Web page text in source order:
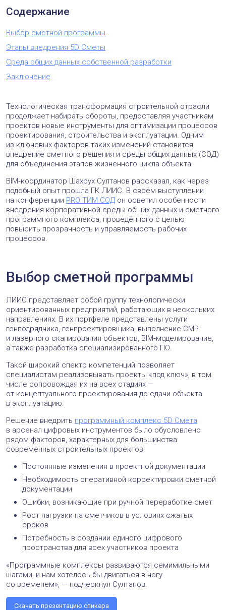
Содержание
Выбор сметной программы
Этапы внедрения 5D Сметы
Среда общих данных собственной разработки
Заключение
Технологическая трансформация строительной отрасли
продолжает набирать обороты, предоставляя участникам
проектов новые инструменты для оптимизации процессов
проектирования, строительства и эксплуатации. Одним
из ключевых факторов таких изменений становится
внедрение сметного решения и среды общих данных (СОД)
для объединения этапов жизненного цикла объекта.
BIM‑координатор Шахрух Султанов рассказал, как через
подобный опыт прошла ГК ЛИИС. В своём выступлении
на конференции PRO ТИМ СОД он осветил особенности
внедрения корпоративной среды общих данных и сметного
программного комплекса, проведённого с целью
повысить прозрачность и управляемость рабочих
процессов.
Выбор сметной программы
ЛИИС представляет собой группу технологически
ориентированных предприятий, работающих в нескольких
направлениях. В их портфеле представлены услуги
генподрядчика, генпроектировщика, выполнение СМР
и лазерного сканирования объектов, BIM‑моделирование,
а также разработка специализированного ПО.
Такой широкий спектр компетенций позволяет
специалистам реализовывать проекты «под ключ», в том
числе сопровождая их на всех стадиях —
от концептуального проектирования до сдачи объекта
в эксплуатацию.
Решение внедрить программный комплекс 5D Смета
в арсенал цифровых инструментов было обусловлено
рядом факторов, характерных для большинства
современных строительных проектов:
Постоянные изменения в проектной документации
Необходимость оперативной корректировки сметной
документации
Ошибки, возникающие при ручной переработке смет
Рост нагрузки на сметчиков в условиях сжатых
сроков
Потребность в создании единого цифрового
пространства для всех участников проекта
«Программные комплексы развиваются семимильными
шагами, и нам хотелось бы двигаться в ногу
со временем», — подчеркнул Султанов.
Скачать презентацию спикера